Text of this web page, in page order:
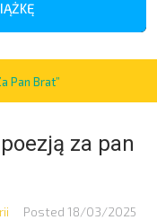
Kontakt
Pan Brat”
za pan
Posted 18/03/2025